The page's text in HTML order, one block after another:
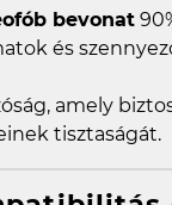
bevonat
és
amely
tisztaságát.